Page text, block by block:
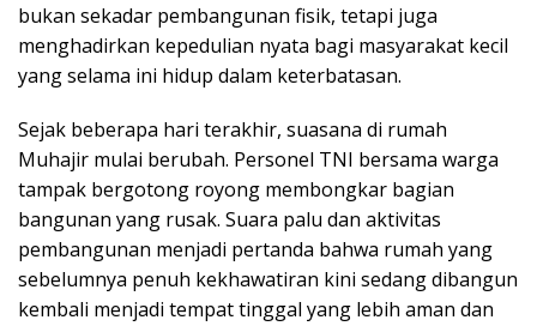
bukan sekadar pembangunan fisik, tetapi juga
menghadirkan kepedulian nyata bagi masyarakat kecil
yang selama ini hidup dalam keterbatasan.
Sejak beberapa hari terakhir, suasana di rumah
Muhajir mulai berubah. Personel TNI bersama warga
tampak bergotong royong membongkar bagian
bangunan yang rusak. Suara palu dan aktivitas
pembangunan menjadi pertanda bahwa rumah yang
sebelumnya penuh kekhawatiran kini sedang dibangun
kembali menjadi tempat tinggal yang lebih aman dan